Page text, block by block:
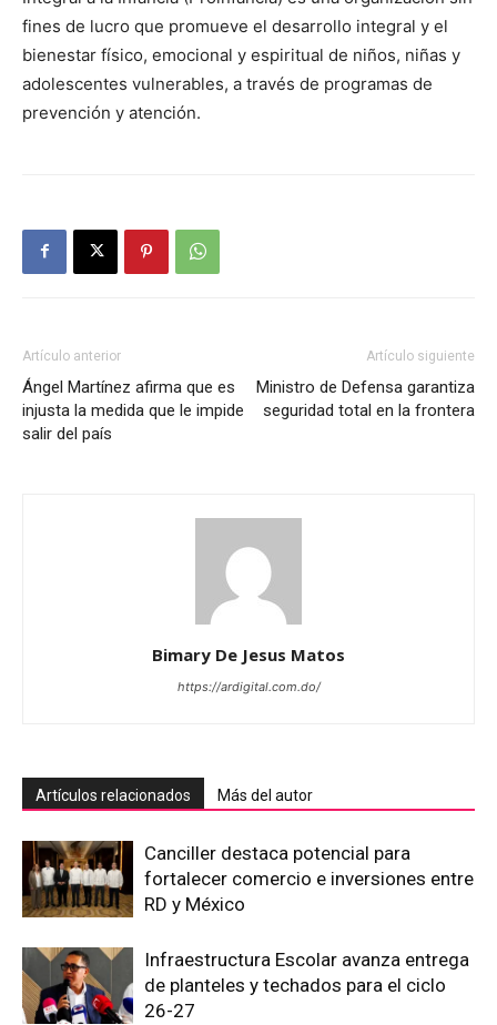
fines de lucro que promueve el desarrollo integral y el
bienestar físico, emocional y espiritual de niños, niñas y
adolescentes vulnerables, a través de programas de
prevención y atención.
Artículo anterior
Ángel Martínez afirma que es
injusta la medida que le impide
salir del país
Artículo siguiente
Ministro de Defensa garantiza
seguridad total en la frontera
Bimary De Jesus Matos
https://ardigital.com.do/
Artículos relacionados Más del autor
Canciller destaca potencial para
fortalecer comercio e inversiones entre
RD y México
Infraestructura Escolar avanza entrega
de planteles y techados para el ciclo
26-27